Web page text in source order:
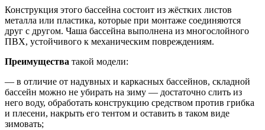
Конструкция этого бассейна состоит из жёстких листов
металла или пластика, которые при монтаже соединяются
друг с другом. Чаша бассейна выполнена из многослойного
ПВХ, устойчивого к механическим повреждениям.
Преимущества такой модели:
— в отличие от надувных и каркасных бассейнов, складной
бассейн можно не убирать на зиму — достаточно слить из
него воду, обработать конструкцию средством против грибка
и плесени, накрыть его тентом и оставить в таком виде
зимовать;